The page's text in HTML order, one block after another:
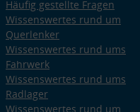
Häufig gestellte Fragen
Wissenswertes rund um
Querlenker
Wissenswertes rund ums
Fahrwerk
Wissenswertes rund ums
Radlager
Wissenswertes rund um